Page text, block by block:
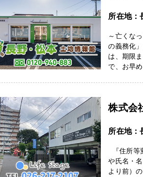
所在地：
～亡くな
の義務化
は、期限
で、お早
株式会
所在地：
『住所等
や氏名・
より前）